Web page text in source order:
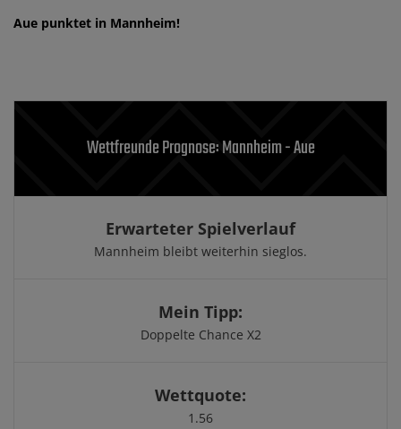
Aue punktet in Mannheim!
Wettfreunde Prognose: Mannheim - Aue
Erwarteter Spielverlauf
Mannheim bleibt weiterhin sieglos.
Mein Tipp:
Doppelte Chance X2
Wettquote:
1.56